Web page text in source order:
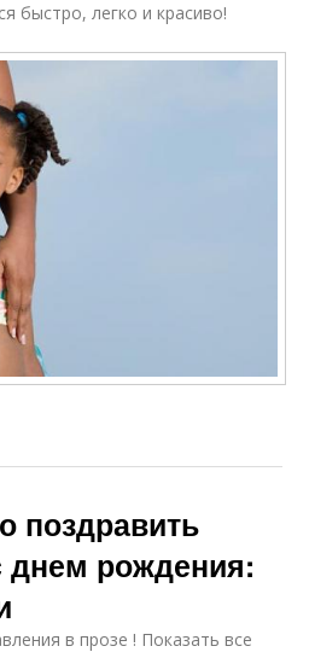
быстро, легко и красиво!
поздравить
днем рождения:
в прозе ! Показать все